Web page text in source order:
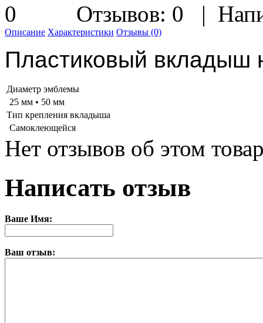
Отзывов: 0 |
Описание Характеристики Отзывы (0)
Пластиковый вкладыш
Диаметр эмблемы
25 мм • 50 мм
Тип крепления вкладыша
Самоклеющейся
Нет отзывов об этом
Написать отзыв
Ваше Имя:
Ваш отзыв: